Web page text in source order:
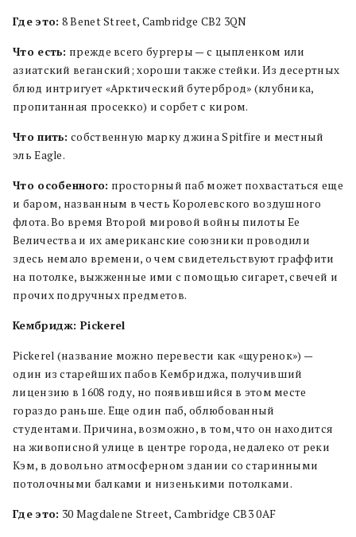
Где это: 8 Benet Street, Cambridge CB2 3QN
Что есть: прежде всего бургеры — с цыпленком или
азиатский веганский; хороши также стейки. Из десертных
блюд интригует «Арктический бутерброд» (клубника,
пропитанная просекко) и сорбет с киром.
Что пить: собственную марку джина Spitfire и местный
эль Eagle.
Что особенного: просторный паб может похвастаться еще
и баром, названным в честь Королевского воздушного
флота. Во время Второй мировой войны пилоты Ее
Величества и их американские союзники проводили
здесь немало времени, о чем свидетельствуют граффити
на потолке, выжженные ими с помощью сигарет, свечей и
прочих подручных предметов.
Кембридж: Pickerel
Pickerel (название можно перевести как «щуренок») —
один из старейших пабов Кембриджа, получивший
лицензию в 1608 году, но появившийся в этом месте
гораздо раньше. Еще один паб, облюбованный
студентами. Причина, возможно, в том, что он находится
на живописной улице в центре города, недалеко от реки
Кэм, в довольно атмосферном здании со старинными
потолочными балками и низенькими потолками.
Где это: 30 Magdalene Street, Cambridge CB3 0AF